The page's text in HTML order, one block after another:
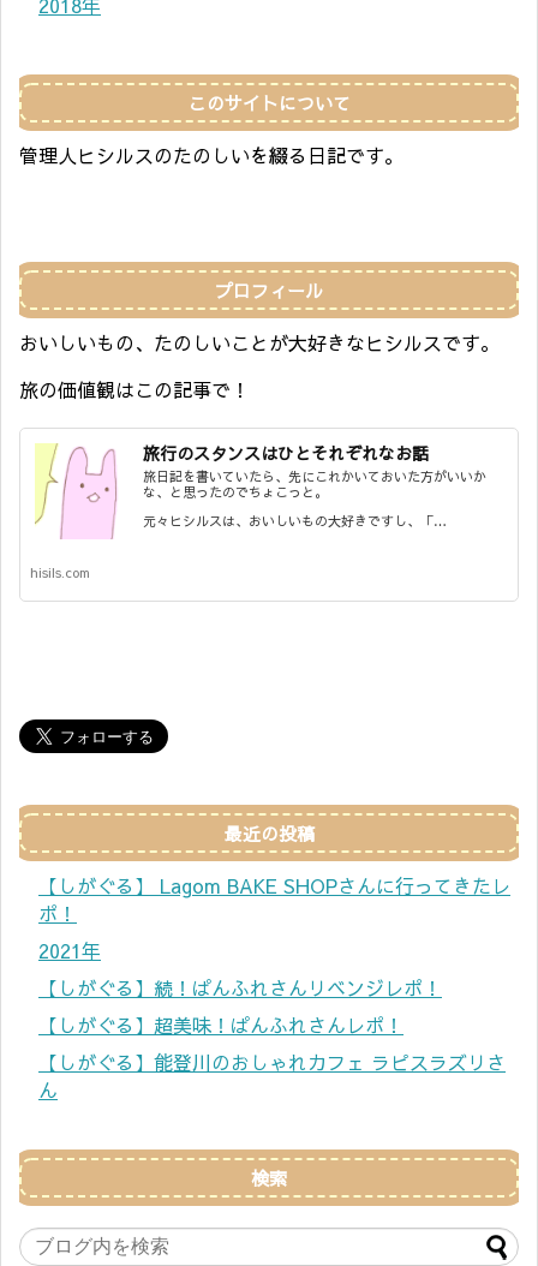
このサイトについて
管理人ヒシルスのたのしいを綴る日記です。
プロフィール
おいしいもの、たのしいことが大好きなヒシルスです。
旅の価値観はこの記事で！
旅行のスタンスはひとそれぞれなお話
旅日記を書いていたら、先にこれかいておいた方がいいか
な、と思ったのでちょこっと。
元々ヒシルスは、おいしいもの大好きですし、「…
hisils.com
最近の投稿
【しがぐる】 Lagom BAKE SHOPさんに行ってきたレ
ポ！
2021年
【しがぐる】続！ぱんふれさんリベンジレポ！
【しがぐる】超美味！ぱんふれさんレポ！
【しがぐる】能登川のおしゃれカフェ ラピスラズリさ
ん
検索